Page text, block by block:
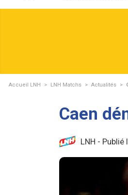
Accueil LNH > LNH Matchs > Actualités >
Caen
LNH -